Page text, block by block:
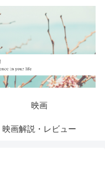
映画
映画解説・レビュー